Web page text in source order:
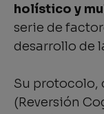
holístico y
serie de
desarrollo de
Su protocolo,
(Reversión